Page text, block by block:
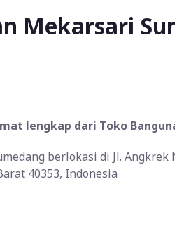
Mekarsari
lengkap dari Toko
berlokasi di Jl. Angkrek
40353, Indonesia